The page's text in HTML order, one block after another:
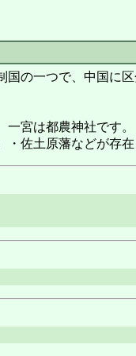
の一つで、中国に区
宮は都農神社です。
佐土原藩などが存在